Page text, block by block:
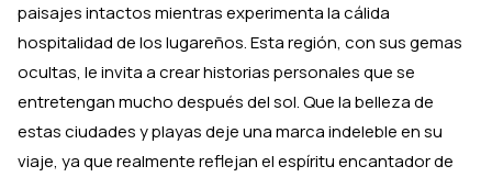
paisajes intactos mientras experimenta la cálida
hospitalidad de los lugareños. Esta región, con sus gemas
ocultas, le invita a crear historias personales que se
entretengan mucho después del sol. Que la belleza de
estas ciudades y playas deje una marca indeleble en su
viaje, ya que realmente reflejan el espíritu encantador de